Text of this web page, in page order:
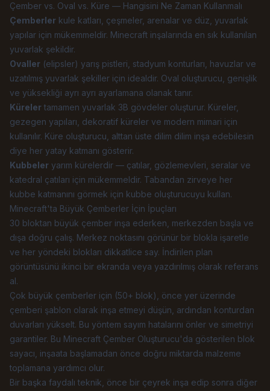
Çember vs. Oval vs. Küre — Hangisini Ne Zaman Kullanmalı
Çemberler kule katları, çeşmeler, arenalar ve düz, yuvarlak
yapılar için mükemmeldir. Minecraft inşalarında en sık kullanılan
yuvarlak şekildir.
Ovaller (elipsler) yarış pistleri, stadyum konturları, havuzlar ve
uzatılmış yuvarlak şekiller için idealdir. Oval oluşturucu, genişlik
ve yüksekliği ayrı ayrı ayarlamana olanak tanır.
Küreler tamamen yuvarlak 3B gövdeler oluşturur. Küreler,
gezegen yapıları, dekoratif küreler ve modern mimari için
kullanılır. Küre oluşturucu, alttan üste dilim dilim inşa edebilesin
diye her yatay katmanı gösterir.
Kubbeler yarım kürelerdir — çatılar, gözlemevleri, seralar ve
katedral çatıları için mükemmeldir. Tabandan zirveye her
kubbe katmanını görmek için kubbe oluşturucuyu kullan.
Minecraft'ta Büyük Çemberler İçin İpuçları
30 bloktan büyük çember inşa ederken, merkezden başla ve
dışa doğru çalış. Merkez noktasını görünür bir blokla işaretle
ve her yöndeki blokları dikkatlice say. İndirilen plan
görüntüsünü ikinci bir ekranda veya yazdırılmış olarak referans
al.
Çok büyük çemberler için (50+ blok), önce yer üzerinde
çemberi şablon olarak inşa etmeyi düşün, ardından konturdan
duvarları yükselt. Bu yöntem sayım hatalarını önler ve simetriyi
garantiler. Bu Minecraft Çember Oluşturucu'da gösterilen blok
sayacı, inşaata başlamadan önce doğru miktarda malzeme
toplamana yardımcı olur.
Bir başka faydalı teknik, önce bir çeyrek inşa edip sonra diğer